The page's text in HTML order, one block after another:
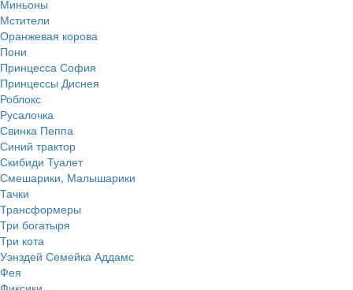
Миньоны
Мстители
Оранжевая корова
Пони
Принцесса София
Принцессы Диснея
Роблокс
Русалочка
Свинка Пеппа
Синий трактор
Скибиди Туалет
Смешарики, Малышарики
Тачки
Трансформеры
Три богатыря
Три кота
Уэнздей Семейка Аддамс
Фея